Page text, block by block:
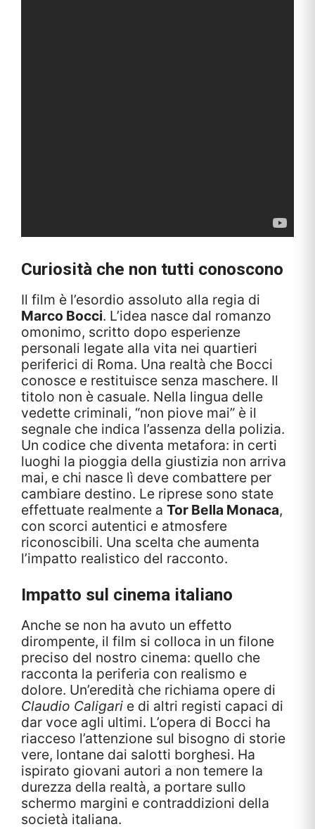
Curiosità che non tutti conoscono
Il film è l’esordio assoluto alla regia di
Marco Bocci. L’idea nasce dal romanzo
omonimo, scritto dopo esperienze
personali legate alla vita nei quartieri
periferici di Roma. Una realtà che Bocci
conosce e restituisce senza maschere. Il
titolo non è casuale. Nella lingua delle
vedette criminali, “non piove mai” è il
segnale che indica l’assenza della polizia.
Un codice che diventa metafora: in certi
luoghi la pioggia della giustizia non arriva
mai, e chi nasce lì deve combattere per
cambiare destino. Le riprese sono state
effettuate realmente a Tor Bella Monaca,
con scorci autentici e atmosfere
riconoscibili. Una scelta che aumenta
l’impatto realistico del racconto.
Impatto sul cinema italiano
Anche se non ha avuto un effetto
dirompente, il film si colloca in un filone
preciso del nostro cinema: quello che
racconta la periferia con realismo e
dolore. Un’eredità che richiama opere di
Claudio Caligari e di altri registi capaci di
dar voce agli ultimi. L’opera di Bocci ha
riacceso l’attenzione sul bisogno di storie
vere, lontane dai salotti borghesi. Ha
ispirato giovani autori a non temere la
durezza della realtà, a portare sullo
schermo margini e contraddizioni della
società italiana.